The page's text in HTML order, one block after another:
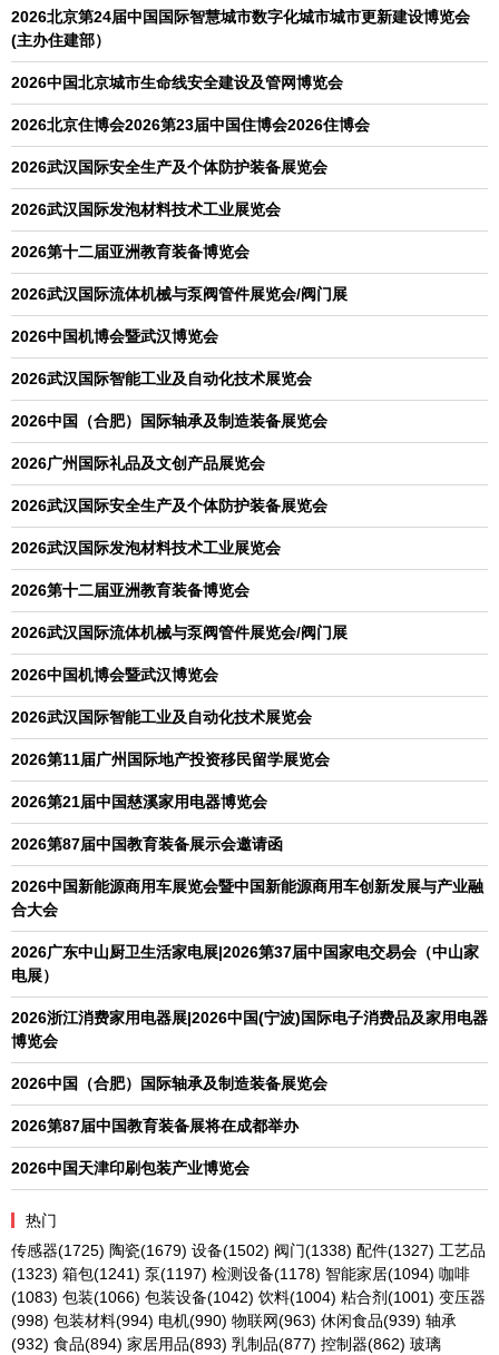
2026北京第24届中国国际智慧城市数字化城市城市更新建设博览会
(主办住建部）
2026中国北京城市生命线安全建设及管网博览会
2026北京住博会2026第23届中国住博会2026住博会
2026武汉国际安全生产及个体防护装备展览会
2026武汉国际发泡材料技术工业展览会
2026第十二届亚洲教育装备博览会
2026武汉国际流体机械与泵阀管件展览会/阀门展
2026中国机博会暨武汉博览会
2026武汉国际智能工业及自动化技术展览会
2026中国（合肥）国际轴承及制造装备展览会
2026广州国际礼品及文创产品展览会
2026武汉国际安全生产及个体防护装备展览会
2026武汉国际发泡材料技术工业展览会
2026第十二届亚洲教育装备博览会
2026武汉国际流体机械与泵阀管件展览会/阀门展
2026中国机博会暨武汉博览会
2026武汉国际智能工业及自动化技术展览会
2026第11届广州国际地产投资移民留学展览会
2026第21届中国慈溪家用电器博览会
2026第87届中国教育装备展示会邀请函
2026中国新能源商用车展览会暨中国新能源商用车创新发展与产业融
合大会
2026广东中山厨卫生活家电展|2026第37届中国家电交易会（中山家
电展）
2026浙江消费家用电器展|2026中国(宁波)国际电子消费品及家用电器
博览会
2026中国（合肥）国际轴承及制造装备展览会
2026第87届中国教育装备展将在成都举办
2026中国天津印刷包装产业博览会
热门
传感器(1725) 陶瓷(1679) 设备(1502) 阀门(1338) 配件(1327) 工艺品
(1323) 箱包(1241) 泵(1197) 检测设备(1178) 智能家居(1094) 咖啡
(1083) 包装(1066) 包装设备(1042) 饮料(1004) 粘合剂(1001) 变压器
(998) 包装材料(994) 电机(990) 物联网(963) 休闲食品(939) 轴承
(932) 食品(894) 家居用品(893) 乳制品(877) 控制器(862) 玻璃